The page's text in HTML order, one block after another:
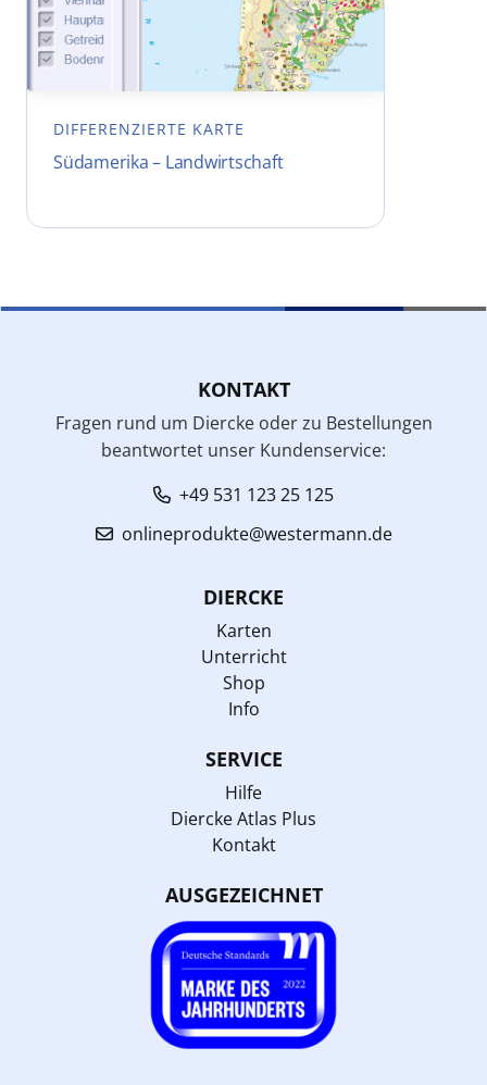
DIFFERENZIERTE KARTE
Südamerika – Landwirtschaft
KONTAKT
Fragen rund um Diercke oder zu Bestellungen
beantwortet unser Kundenservice:
+49 531 123 25 125
onlineprodukte@westermann.de
DIERCKE
Karten
Unterricht
Shop
Info
SERVICE
Hilfe
Diercke Atlas Plus
Kontakt
AUSGEZEICHNET